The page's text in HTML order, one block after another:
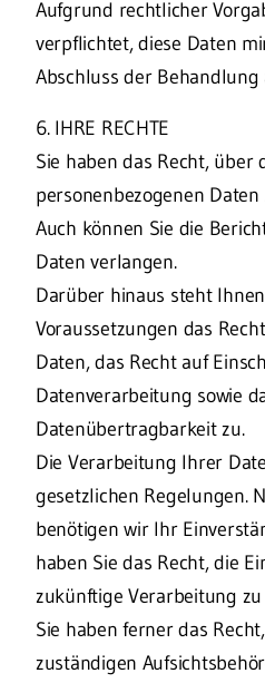
Aufgrund rechtlicher
verpflichtet, diese Daten
Abschluss der Behandlung
6. IHRE RECHTE
Sie haben das Recht, über
personenbezogenen
Auch können Sie die
Daten verlangen.
Darüber hinaus steht
Voraussetzungen das
Daten, das Recht auf
Datenverarbeitung sowie
Datenübertragbarkeit zu.
Die Verarbeitung Ihrer
gesetzlichen Regelungen.
benötigen wir Ihr
haben Sie das Recht, die
zukünftige Verarbeitung
Sie haben ferner das
zuständigen